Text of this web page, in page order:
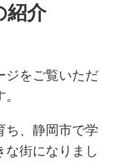
紹介
ジをご覧いただ
ち、静岡市で学
な街になりまし